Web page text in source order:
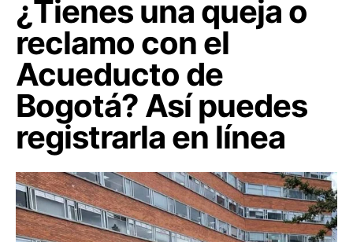
¿Tienes una queja o
reclamo con el
Acueducto de
Bogotá? Así puedes
registrarla en línea